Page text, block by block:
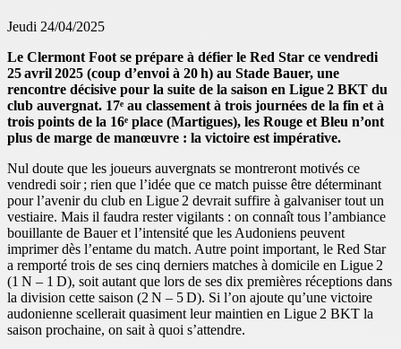
Jeudi 24/04/2025
Le Clermont Foot se prépare à défier le Red Star ce vendredi
25 avril 2025 (coup d’envoi à 20 h) au Stade Bauer, une
rencontre décisive pour la suite de la saison en Ligue 2 BKT du
club auvergnat. 17ᵉ au classement à trois journées de la fin et à
trois points de la 16ᵉ place (Martigues), les Rouge et Bleu n’ont
plus de marge de manœuvre : la victoire est impérative.
Nul doute que les joueurs auvergnats se montreront motivés ce
vendredi soir ; rien que l’idée que ce match puisse être déterminant
pour l’avenir du club en Ligue 2 devrait suffire à galvaniser tout un
vestiaire. Mais il faudra rester vigilants : on connaît tous l’ambiance
bouillante de Bauer et l’intensité que les Audoniens peuvent
imprimer dès l’entame du match. Autre point important, le Red Star
a remporté trois de ses cinq derniers matches à domicile en Ligue 2
(1 N – 1 D), soit autant que lors de ses dix premières réceptions dans
la division cette saison (2 N – 5 D). Si l’on ajoute qu’une victoire
audonienne scellerait quasiment leur maintien en Ligue 2 BKT la
saison prochaine, on sait à quoi s’attendre.